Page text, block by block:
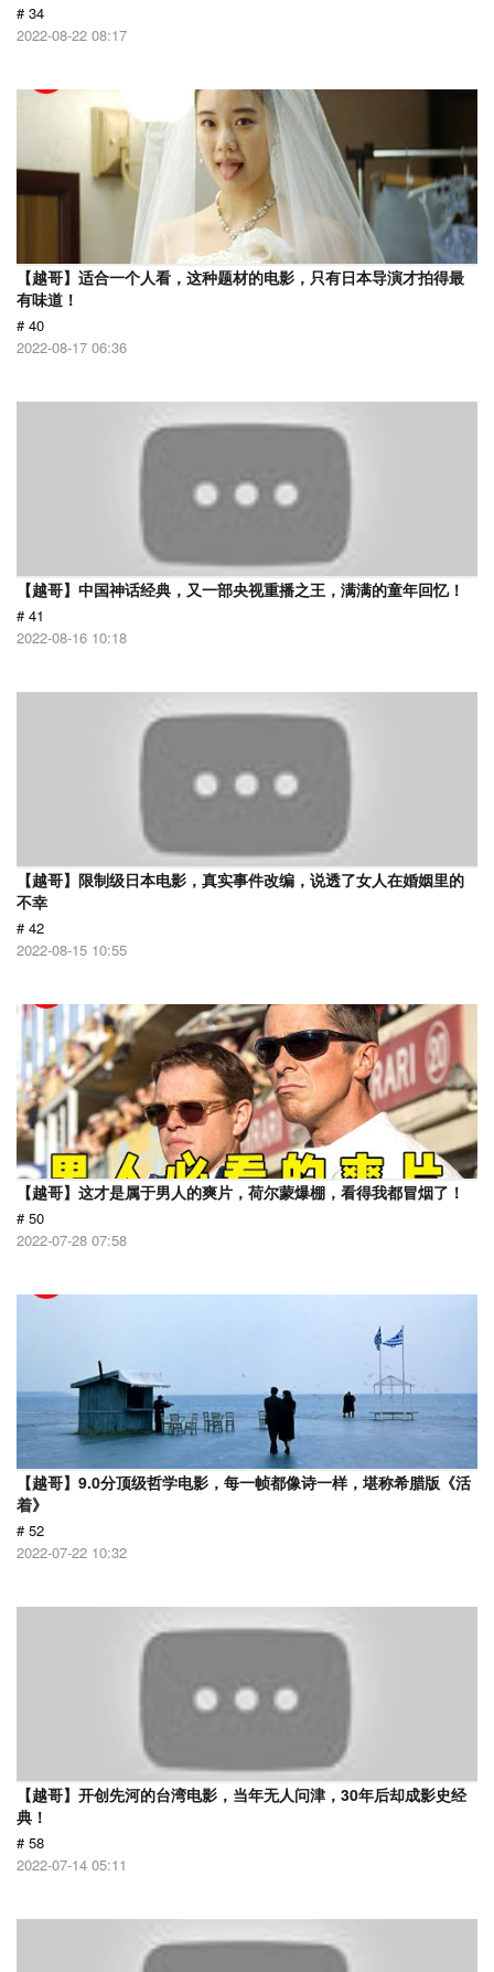
# 34
2022-08-22 08:17
【越哥】适合一个人看，这种题材的电影，只有日本导演才拍得最
有味道！
# 40
2022-08-17 06:36
【越哥】中国神话经典，又一部央视重播之王，满满的童年回忆！
# 41
2022-08-16 10:18
【越哥】限制级日本电影，真实事件改编，说透了女人在婚姻里的
不幸
# 42
2022-08-15 10:55
【越哥】这才是属于男人的爽片，荷尔蒙爆棚，看得我都冒烟了！
# 50
2022-07-28 07:58
【越哥】9.0分顶级哲学电影，每一帧都像诗一样，堪称希腊版《活
着》
# 52
2022-07-22 10:32
【越哥】开创先河的台湾电影，当年无人问津，30年后却成影史经
典！
# 58
2022-07-14 05:11